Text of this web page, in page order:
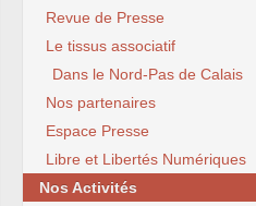
Revue de Presse
Le tissus associatif
Dans le Nord-Pas de Calais
Nos partenaires
Espace Presse
Libre et Libertés Numériques
Nos Activités